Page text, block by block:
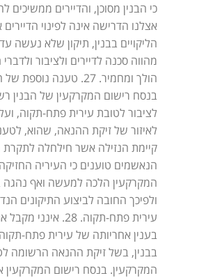
כי הבנין מסוכן, והדיירים ממשיכים
אצלנו הדרישה אינה לפינוי הדיירים
הליקויים בבנין, תיקון שלא נעשה
מהווה סכנה לדיירים ולציבור
הולך ומחמיר. 27. טענה
בנסח רישום המקרקעין של הבנין
לציבור לטובת עירית פתח-תקוה,
לאיזור של זיקת ההנאה, שהוא,
קיימת הנזילה אשר חילחלה לתקרת
הנאשמים טוענים כי העיריה
המקרקעין הלכה למעשה ואף
ולפיכך החובה לביצוע התיקונים
עירית פתח-תקוה. 28.
בענין אחריותה של עירית פתח-תקוה
בבנין, בשל זיקת ההנאה הרשומה
המקרקעין. בנסח רישום המקרקעין